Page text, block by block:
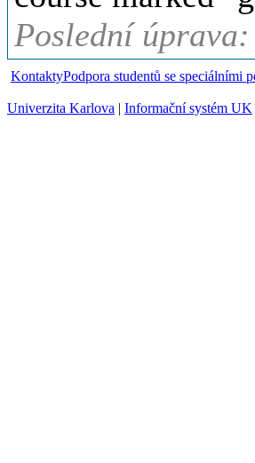
Poslední
KontaktyPodpora studentů se speciálními
Univerzita Karlova | Informační systém UK